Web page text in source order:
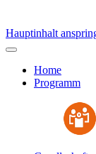
Hauptinhalt
Home
Programm